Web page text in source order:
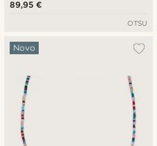
89,95 €
OTSU
Novo